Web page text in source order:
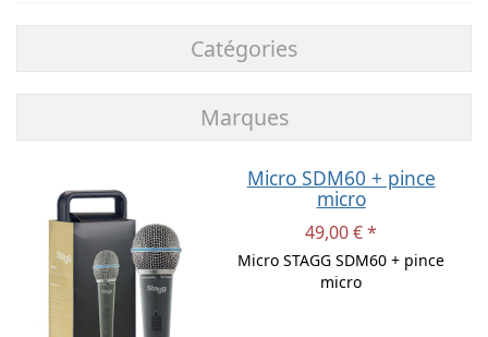
Catégories
Marques
Micro SDM60 + pince
micro
49,00 € *
Micro STAGG SDM60 + pince
micro